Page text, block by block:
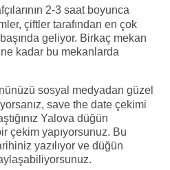
2-3 saat boyunca
çiftler tarafından en çok
geliyor. Birkaç mekan
kadar bu mekanlarda
sosyal medyadan güzel
save the date çekimi
Yalova düğün
çekim yapıyorsunuz. Bu
yazılıyor ve düğün